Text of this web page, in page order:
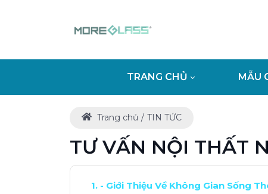
TRANG CHỦ MẪU
Trang chủ TIN TỨC
TƯ VẤN NỘI THẤT
- Giới Thiệu Về Không Gian Sống